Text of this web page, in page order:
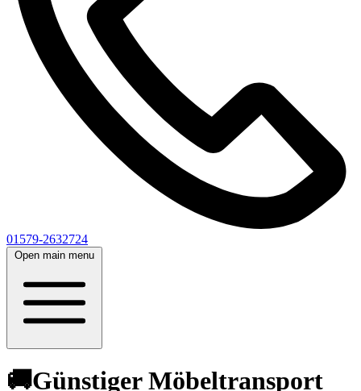
01579-2632724
Open main menu
🚚Günstiger Möbeltransport